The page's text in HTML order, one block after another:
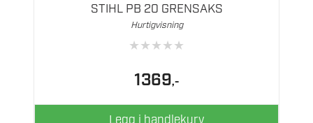
STIHL PB 20 GRENSAKS
Hurtigvisning
★★★★★
1369,-